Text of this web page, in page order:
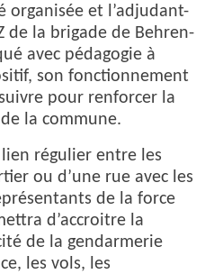
organisée et l’adjudant-
de la brigade de Behren-
avec pédagogie à
son fonctionnement
pour renforcer la
la commune.
lien régulier entre les
ou d’une rue avec les
de la force
d’accroitre la
de la gendarmerie
les vols, les